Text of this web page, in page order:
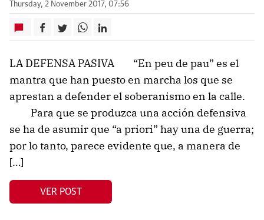
Thursday, 2 November 2017, 07:56
LA DEFENSA PASIVA “En peu de pau” es el
mantra que han puesto en marcha los que se
aprestan a defender el soberanismo en la calle.
Para que se produzca una acción defensiva
se ha de asumir que “a priori” hay una de guerra;
por lo tanto, parece evidente que, a manera de
[…]
VER POST